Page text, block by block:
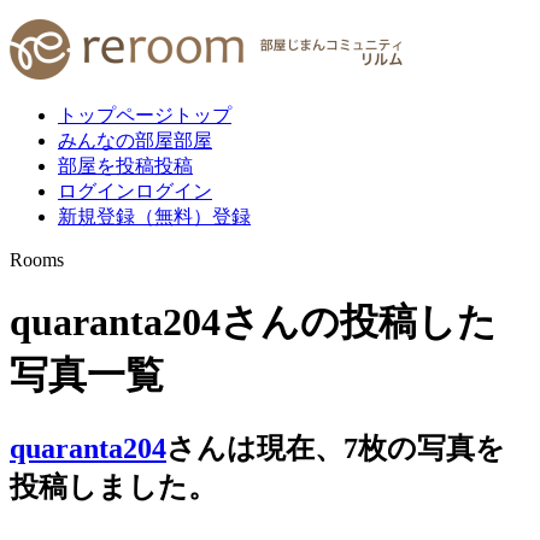
トップページ トップ
みんなの部屋部屋
部屋を投稿投稿
ログイン ログイン
新規登録（無料） 登録
Rooms
quaranta204さんの投稿した
写真一覧
quaranta204さんは現在、 7枚の写真を
投稿しました。